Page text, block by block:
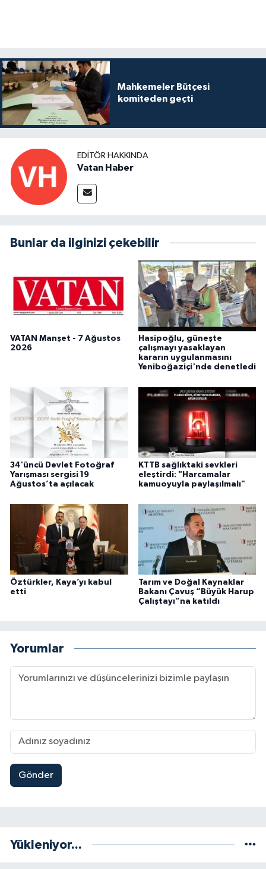
Mahkemeler Bütçesi
komiteden geçti
EDITÖR HAKKINDA
Vatan Haber
Bunlar da ilginizi çekebilir
VATAN Manşet - 7 Ağustos
2026
Hasipoğlu, güneşte
çalışmayı yasaklayan
kararın uygulanmasını
Yeniboğaziçi'nde denetledi
34'üncü Devlet Fotoğraf
Yarışması sergisi 19
Ağustos’ta açılacak
KTTB sağlıktaki sevkleri
eleştirdi: "Harcamalar
kamuoyuyla paylaşılmalı"
Öztürkler, Kaya’yı kabul
etti
Tarım ve Doğal Kaynaklar
Bakanı Çavuş “Büyük Harup
Çalıştayı”na katıldı
Yorumlar
Gönder
Yükleniyor...